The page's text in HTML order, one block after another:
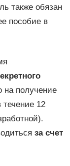
также обязан
пособие в
на получение
12
за счет